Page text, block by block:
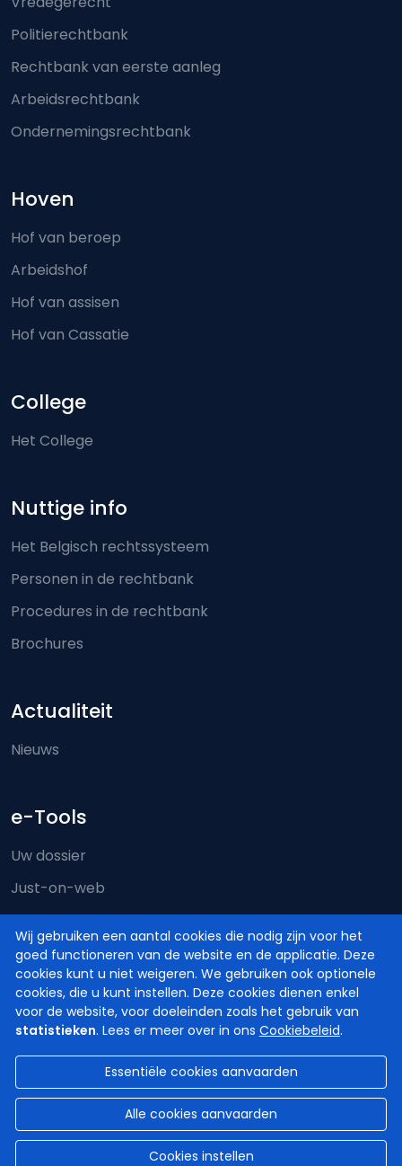
Wij gebruiken een aantal cookies die nodig zijn voor het
goed functioneren van de website en de applicatie. Deze
cookies kunt u niet weigeren. We gebruiken ook optionele
cookies, die u kunt instellen. Deze cookies dienen enkel
voor de website, voor doeleinden zoals het gebruik van
statistieken. Lees er meer over in ons Cookiebeleid.
Essentiële cookies aanvaarden
Alle cookies aanvaarden
Cookies instellen
Politierechtbank
Rechtbank van eerste aanleg
Arbeidsrechtbank
Ondernemingsrechtbank
Hoven
Hof van beroep
Arbeidshof
Hof van assisen
Hof van Cassatie
College
Het College
Nuttige info
Het Belgisch rechtssysteem
Personen in de rechtbank
Procedures in de rechtbank
Brochures
Actualiteit
Nieuws
e-Tools
Uw dossier
Just-on-web
e-Deposit
Territoriale bevoegdheid
Privacy
Cookiebeleid
Toegankelijkheidsverklaring